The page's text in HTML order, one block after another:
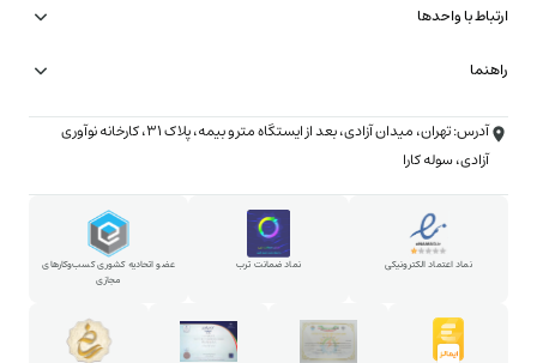
راهنما
شرایط ارسال فوری (۳ ساعته)
شرایط خرید با چک
روش خرید قسطی
روش خرید حضوری
ارتباط با واحدها
همکاری در تامین
تبلیغات و همکاری تجاری
استخدام در تسلاکالا
ارتباط با مدیرعامل
آدرس: تهران، میدان آزادی، بعد از ایستگاه مترو بیمه، پلاک ۳۱، کارخانه نوآوری
آزادی، سوله کارا
نماد اعتماد الکترونیکی نماد ضمانت ترب
عضو اتحادیه کشوری کسب‌وکارهای
مجازی